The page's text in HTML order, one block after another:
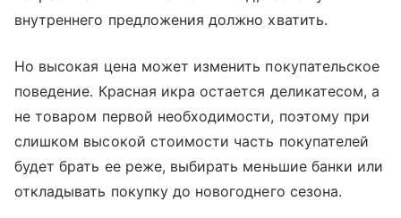
внутреннего предложения должно хватить.
Но высокая цена может изменить покупательское
поведение. Красная икра остается деликатесом, а
не товаром первой необходимости, поэтому при
слишком высокой стоимости часть покупателей
будет брать ее реже, выбирать меньшие банки или
откладывать покупку до новогоднего сезона.